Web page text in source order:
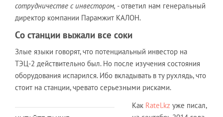
сотрудничестве с инвестором, -ответил нам генеральный
директор компании Парамжит КАЛОН.
Со станции выжали все соки
Злые языки говорят, что потенциальный инвестор на
ТЭЦ-2 действительно был. Но после изучения состояния
оборудования испарился. Ибо вкладывать в ту рухлядь, что
стоит на станции, чревато серьезными рисками.
Как Ratel.kz уже писал,